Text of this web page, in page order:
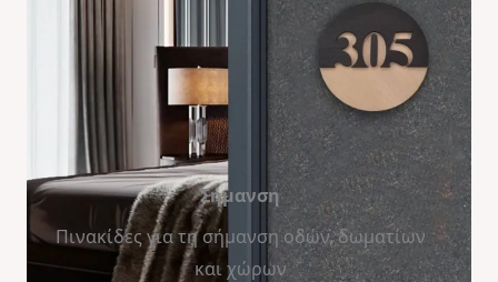
Σήμανση
Πινακίδες για τη σήμανση οδών, δωματίων
και χώρων